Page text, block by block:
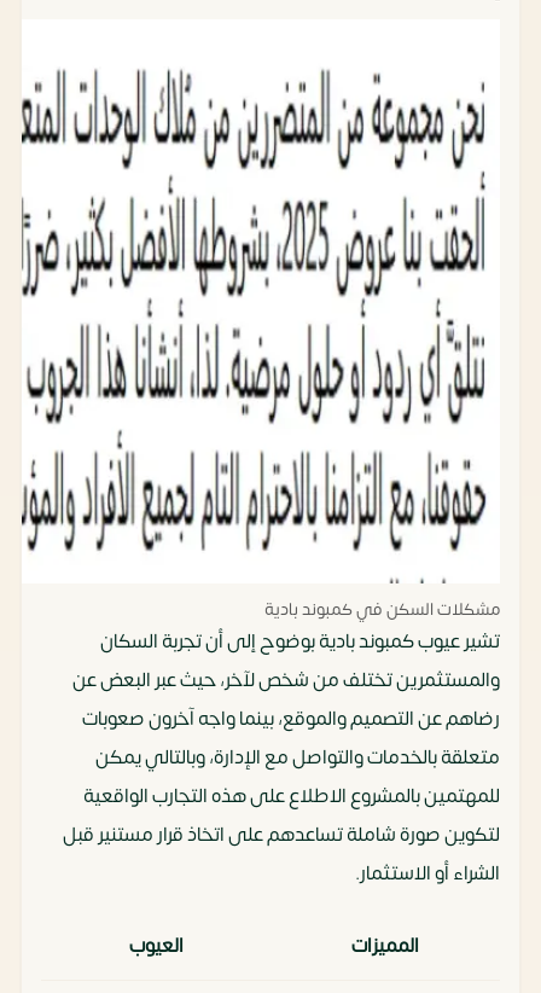
مشكلات السكن في كمبوند بادية
تشير عيوب كمبوند بادية بوضوح إلى أن تجربة السكان
والمستثمرين تختلف من شخص لآخر، حيث عبر البعض عن
رضاهم عن التصميم والموقع، بينما واجه آخرون صعوبات
متعلقة بالخدمات والتواصل مع الإدارة، وبالتالي يمكن
للمهتمين بالمشروع الاطلاع على هذه التجارب الواقعية
لتكوين صورة شاملة تساعدهم على اتخاذ قرار مستنير قبل
الشراء أو الاستثمار.
المميزات العيوب